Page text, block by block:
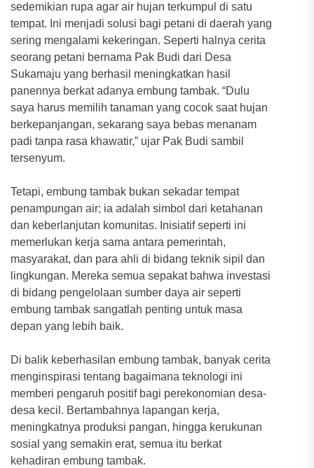
sedemikian rupa agar air hujan terkumpul di satu
tempat. Ini menjadi solusi bagi petani di daerah yang
sering mengalami kekeringan. Seperti halnya cerita
seorang petani bernama Pak Budi dari Desa
Sukamaju yang berhasil meningkatkan hasil
panennya berkat adanya embung tambak. “Dulu
saya harus memilih tanaman yang cocok saat hujan
berkepanjangan, sekarang saya bebas menanam
padi tanpa rasa khawatir,” ujar Pak Budi sambil
tersenyum.
Tetapi, embung tambak bukan sekadar tempat
penampungan air; ia adalah simbol dari ketahanan
dan keberlanjutan komunitas. Inisiatif seperti ini
memerlukan kerja sama antara pemerintah,
masyarakat, dan para ahli di bidang teknik sipil dan
lingkungan. Mereka semua sepakat bahwa investasi
di bidang pengelolaan sumber daya air seperti
embung tambak sangatlah penting untuk masa
depan yang lebih baik.
Di balik keberhasilan embung tambak, banyak cerita
menginspirasi tentang bagaimana teknologi ini
memberi pengaruh positif bagi perekonomian desa-
desa kecil. Bertambahnya lapangan kerja,
meningkatnya produksi pangan, hingga kerukunan
sosial yang semakin erat, semua itu berkat
kehadiran embung tambak.